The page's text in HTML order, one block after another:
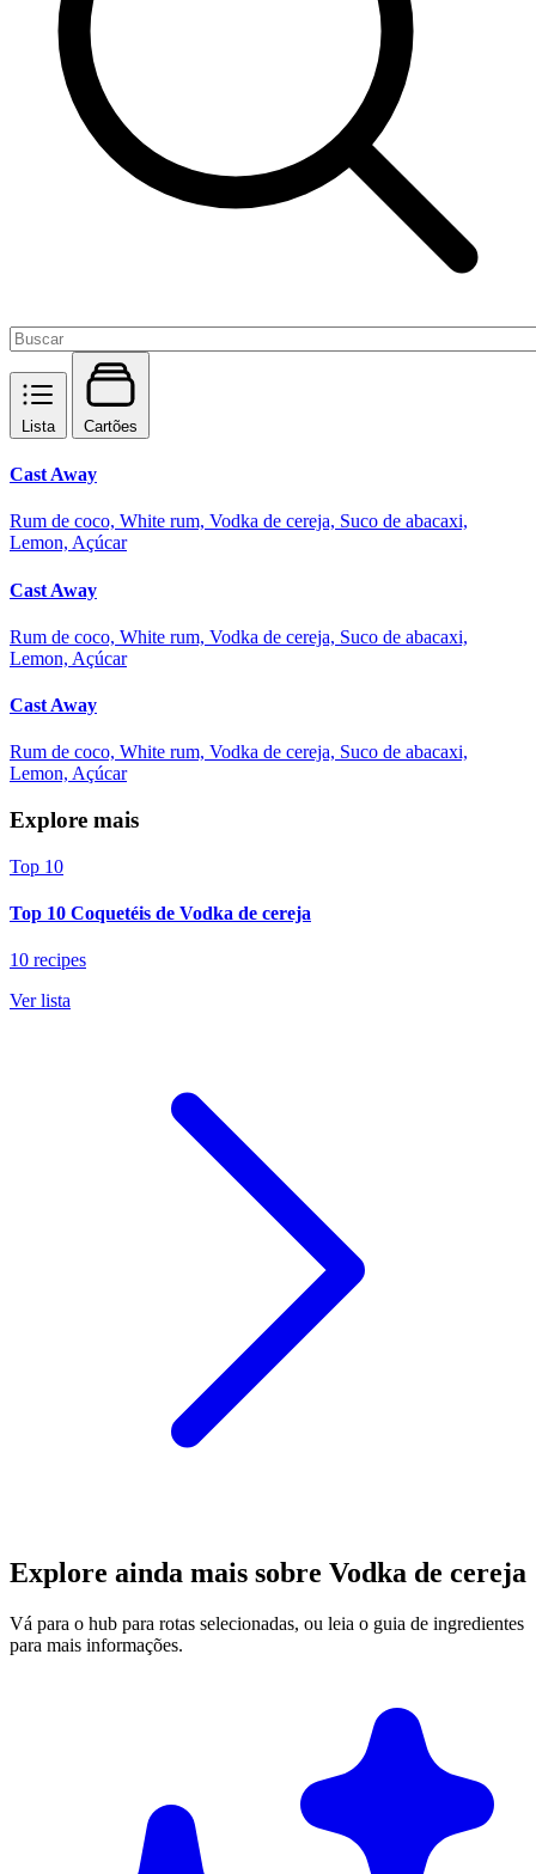
Lista Cartões
Cast Away
Rum de coco, White rum, Vodka de cereja, Suco de abacaxi,
Lemon, Açúcar
Cast Away
Rum de coco, White rum, Vodka de cereja, Suco de abacaxi,
Lemon, Açúcar
Cast Away
Rum de coco, White rum, Vodka de cereja, Suco de abacaxi,
Lemon, Açúcar
Explore mais
Top 10
Top 10 Coquetéis de Vodka de cereja
10 recipes
Ver lista
Explore ainda mais sobre Vodka de cereja
Vá para o hub para rotas selecionadas, ou leia o guia de ingredientes
para mais informações.